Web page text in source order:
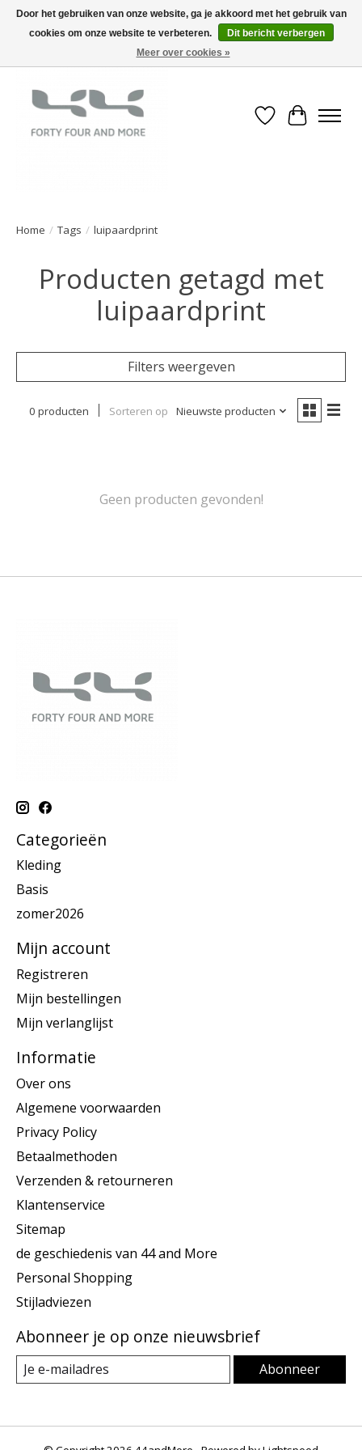
Verlanglijst
Home / Tags / luipaardprint
Producten getagd met
luipaardprint
Filters weergeven
0 producten Sorteren op Nieuwste producten
Geen producten gevonden!
Categorieën
Kleding
Basis
zomer2026
Mijn account
Registreren
Mijn bestellingen
Mijn verlanglijst
Informatie
Over ons
Algemene voorwaarden
Privacy Policy
Betaalmethoden
Verzenden & retourneren
Klantenservice
Sitemap
de geschiedenis van 44 and More
Personal Shopping
Stijladviezen
Abonneer je op onze nieuwsbrief
Abonneer
Door het gebruiken van onze website, ga je akkoord met het gebruik van
cookies om onze website te verbeteren.
Dit bericht verbergen
Meer over cookies »